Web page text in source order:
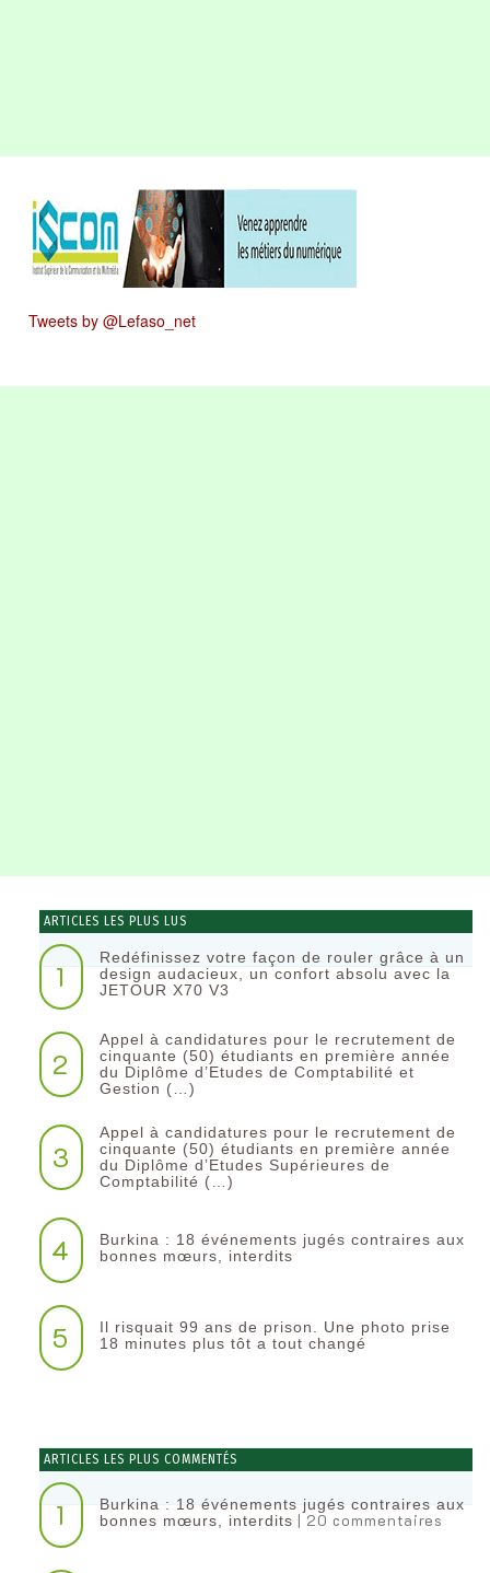
Tweets by @Lefaso_net
ARTICLES LES PLUS LUS
1
Redéfinissez votre façon de rouler grâce à un
design audacieux, un confort absolu avec la
JETOUR X70 V3
2
Appel à candidatures pour le recrutement de
cinquante (50) étudiants en première année
du Diplôme d’Etudes de Comptabilité et
Gestion (…)
3
Appel à candidatures pour le recrutement de
cinquante (50) étudiants en première année
du Diplôme d’Etudes Supérieures de
Comptabilité (…)
4
Burkina : 18 événements jugés contraires aux
bonnes mœurs, interdits
5
Il risquait 99 ans de prison. Une photo prise
18 minutes plus tôt a tout changé
ARTICLES LES PLUS COMMENTÉS
1
Burkina : 18 événements jugés contraires aux
bonnes mœurs, interdits | 20 commentaires